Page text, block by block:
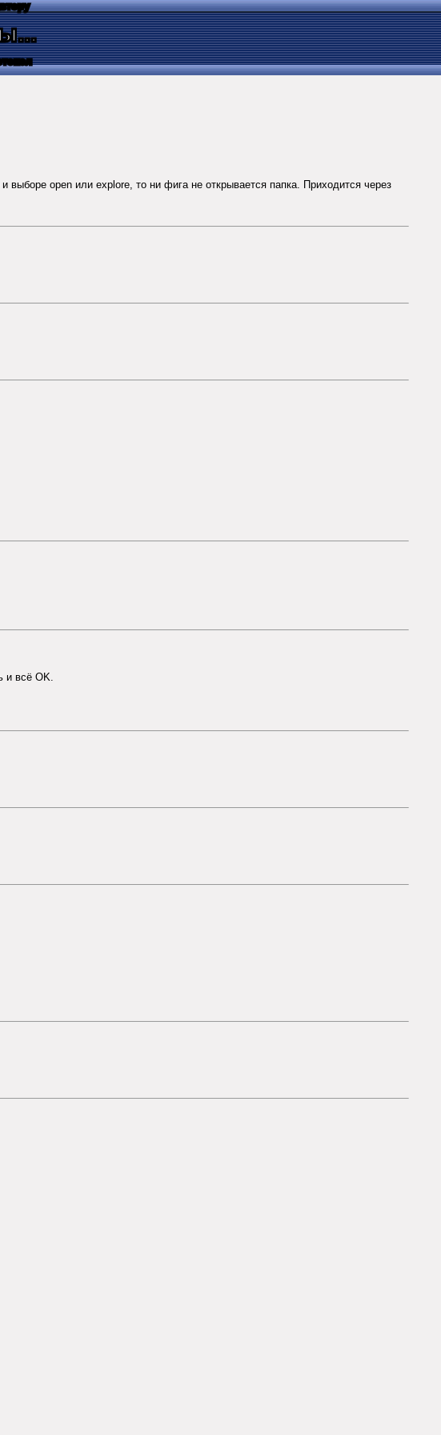
выборе open или explore, то ни фига не открывается папка. Приходится через
и всё OK.